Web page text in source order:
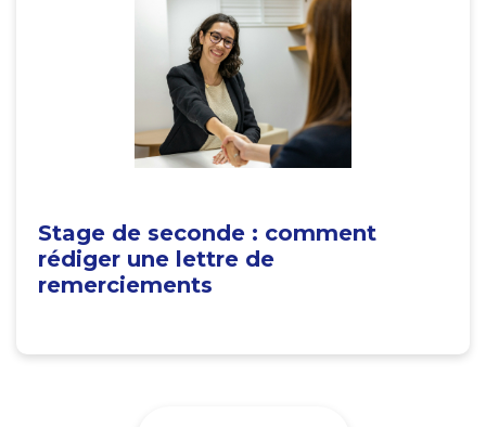
Stage de seconde : comment
rédiger une lettre de
remerciements